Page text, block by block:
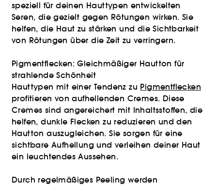
speziell für deinen Hauttypen entwickelten
Seren, die gezielt gegen Rötungen wirken. Sie
helfen, die Haut zu stärken und die Sichtbarkeit
von Rötungen über die Zeit zu verringern.
Pigmentflecken: Gleichmäßiger Hautton für
strahlende Schönheit
Hauttypen mit einer Tendenz zu Pigmentflecken
profitieren von aufhellenden Cremes. Diese
Cremes sind angereichert mit Inhaltsstoffen, die
helfen, dunkle Flecken zu reduzieren und den
Hautton auszugleichen. Sie sorgen für eine
sichtbare Aufhellung und verleihen deiner Haut
ein leuchtendes Aussehen.
Durch regelmäßiges Peeling werden